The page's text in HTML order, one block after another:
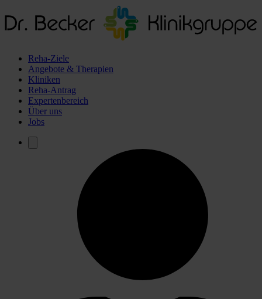
Reha-Ziele
Angebote & Therapien
Kliniken
Reha-Antrag
Expertenbereich
Über uns
Jobs